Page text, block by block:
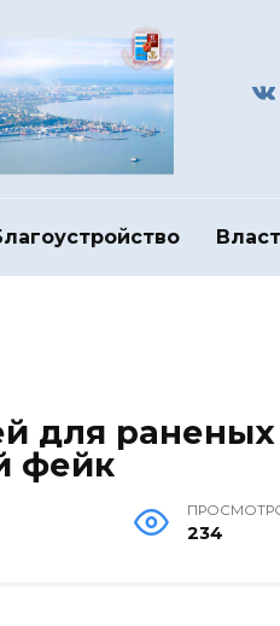
для раненых
фейк
234